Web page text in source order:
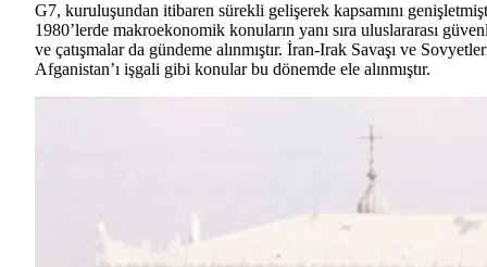
G7, kuruluşundan itibaren sürekli gelişerek kapsamını
1980’lerde makroekonomik konuların yanı sıra uluslararası
ve çatışmalar da gündeme alınmıştır. İran-Irak Savaşı ve
Afganistan’ı işgali gibi konular bu dönemde ele alınmıştır.